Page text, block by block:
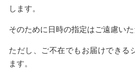
します。
そのために日時の指定はご遠慮いた
ただし、ご不在でもお届けできる
ます。